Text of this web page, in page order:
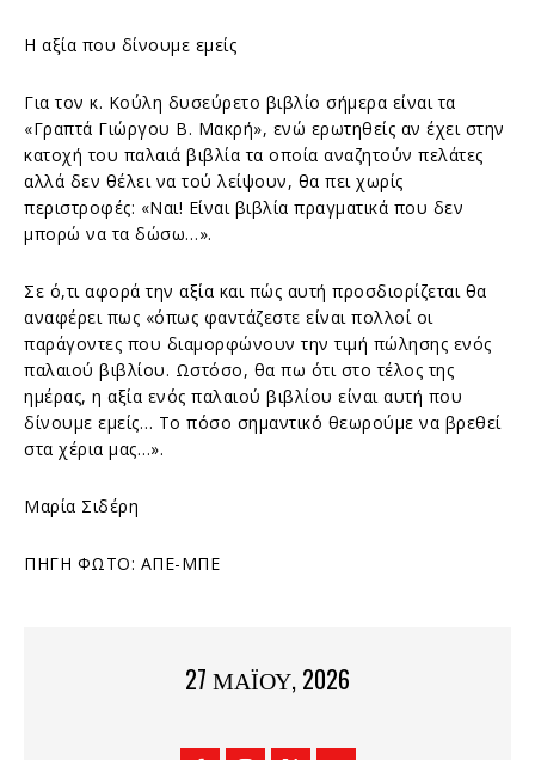
Η αξία που δίνουμε εμείς
Για τον κ. Κούλη δυσεύρετο βιβλίο σήμερα είναι τα
«Γραπτά Γιώργου Β. Μακρή», ενώ ερωτηθείς αν έχει στην
κατοχή του παλαιά βιβλία τα οποία αναζητούν πελάτες
αλλά δεν θέλει να τού λείψουν, θα πει χωρίς
περιστροφές: «Ναι! Είναι βιβλία πραγματικά που δεν
μπορώ να τα δώσω…».
Σε ό,τι αφορά την αξία και πώς αυτή προσδιορίζεται θα
αναφέρει πως «όπως φαντάζεστε είναι πολλοί οι
παράγοντες που διαμορφώνουν την τιμή πώλησης ενός
παλαιού βιβλίου. Ωστόσο, θα πω ότι στο τέλος της
ημέρας, η αξία ενός παλαιού βιβλίου είναι αυτή που
δίνουμε εμείς… Το πόσο σημαντικό θεωρούμε να βρεθεί
στα χέρια μας…».
Μαρία Σιδέρη
ΠΗΓΗ ΦΩΤΟ: ΑΠΕ-ΜΠΕ
27 ΜΑΪ́ΟΥ, 2026